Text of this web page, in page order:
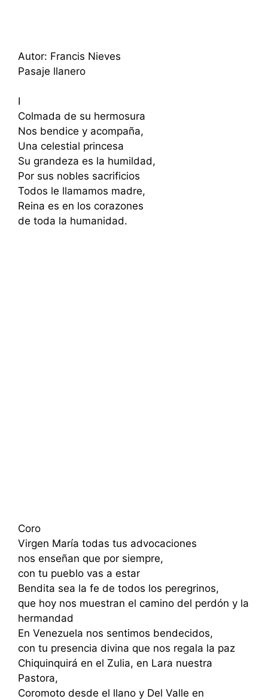
Autor: Francis Nieves
Pasaje llanero
I
Colmada de su hermosura
Nos bendice y acompaña,
Una celestial princesa
Su grandeza es la humildad,
Por sus nobles sacrificios
Todos le llamamos madre,
Reina es en los corazones
de toda la humanidad.
Coro
Virgen María todas tus advocaciones
nos enseñan que por siempre,
con tu pueblo vas a estar
Bendita sea la fe de todos los peregrinos,
que hoy nos muestran el camino del perdón y la
hermandad
En Venezuela nos sentimos bendecidos,
con tu presencia divina que nos regala la paz
Chiquinquirá en el Zulia, en Lara nuestra
Pastora,
Coromoto desde el llano y Del Valle en